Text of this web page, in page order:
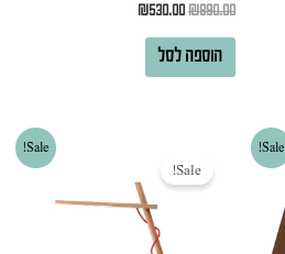
₪890.00
₪530.00
הוספה לסל
Sale!
Sale!
Sale!
המקורי
היה:
₪4,600.00.
₪3,500.00.